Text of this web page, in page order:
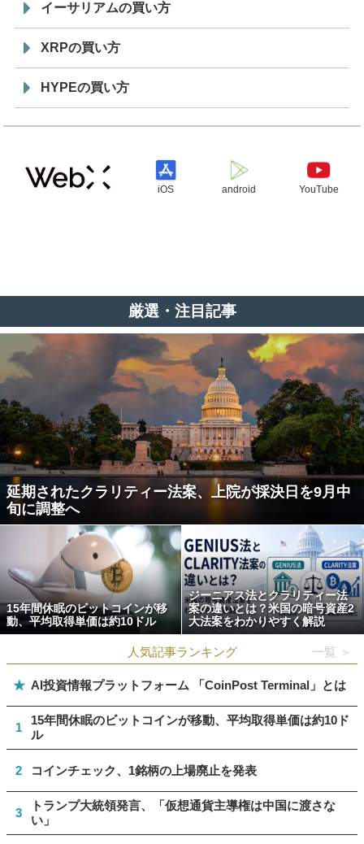
イーサリアムの買い方
XRPの買い方
HYPEの買い方
iOS android YouTube
厳選・注目記事
延期されたクラリティー法案、上院が採決日を9月中
旬に調整へ
15年間休眠のビットコインが移
動、平均取得単価は約10ドル
ジーニアス法とクラリティー法
案の違いとは？米国の暗号資産2
大法案をわかりやすく解説
人気記事ランキング 一覧 ＞
★ AI投資情報プラットフォーム 「CoinPost Terminal」とは
1
15年間休眠のビットコインが移動、平均取得単価は約10ド
ル
2 コインチェック、1銘柄の上場廃止を発表
3
トランプ大統領発言、「仮想通貨主導権は中国に渡さな
い」